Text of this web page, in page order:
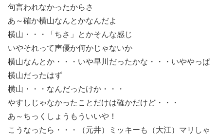
句言われなかったからさ
あ～確か横山なんとかなんだよ
横山・・・「ちさ」とかそんな感じ
いやそれって声優か何かじゃないか
横山なんとか・・・いや早川だったかな・・・いややっぱ
横山だったはず
横山・・・なんだったけか・・・
やすしじゃなかったことだけは確かだけど・・・
あ～ちっくしょうもういいや！
こうなったら・・・（元井）ミッキーも（大江）マリしゃ